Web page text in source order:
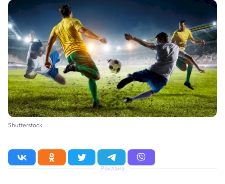
Shutterstock
Реклама